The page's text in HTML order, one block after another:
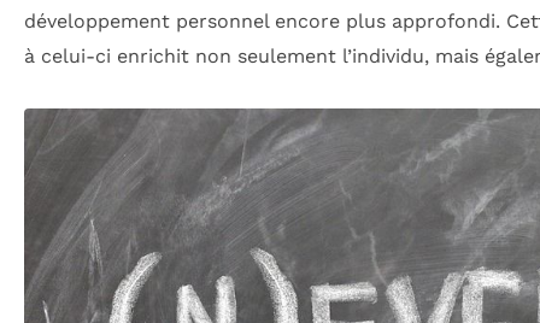
développement personnel encore plus approfondi.
à celui-ci enrichit non seulement l’individu, mais